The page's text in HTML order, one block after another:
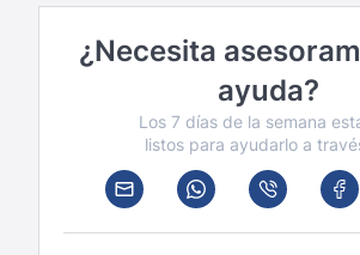
¿Necesita
ayuda?
Los 7 días de la semana
listos para ayudarlo a